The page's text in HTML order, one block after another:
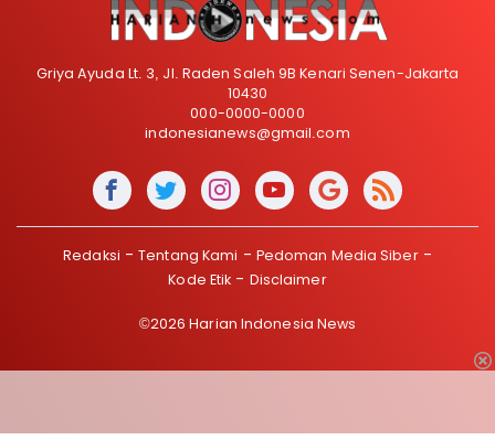
Griya Ayuda Lt. 3, Jl. Raden Saleh 9B Kenari Senen-Jakarta
10430
000-0000-0000
indonesianews@gmail.com
Redaksi Tentang Kami
Pedoman Media Siber
Kode Etik
Disclaimer
©2026 Harian Indonesia News